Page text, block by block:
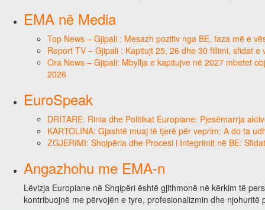
EMA në Media
Top News – Gjipali : Mesazh pozitiv nga BE, faza më e
Report TV – Gjipali : Kapitujt 25, 26 dhe 30 fillimi, sfidat
Ora News – Gjipali: Mbyllja e kapitujve në 2027 mbetet
2026
EuroSpeak
DRITARE: Rinia dhe Politikat Europiane: Pjesëmarrja
KARTOLINA: Gjashtë muaj të tjerë për veprim: A do ta
ZGJERIMI: Shqipëria dhe Procesi i Integrimit në BE:
Angazhohu me EMA-n
Lëvizja Europiane në Shqipëri është gjithmonë në kërkim të
kontribuojnë me përvojën e tyre, profesionalizmin dhe